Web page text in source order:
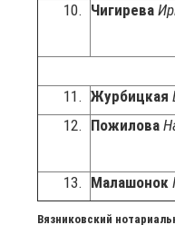
10. Чигирева
11. Журбицкая
12. Пожилова
13. Малашонок
Вязниковский